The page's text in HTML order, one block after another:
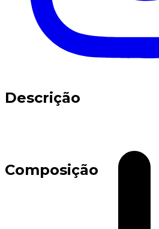
Descrição
Composição